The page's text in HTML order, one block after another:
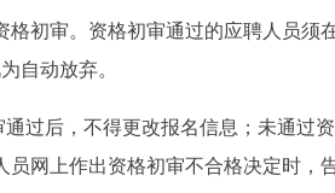
初审。资格初审通过的应聘人员须
自动放弃。
过后，不得更改报名信息；未通过
网上作出资格初审不合格决定时，